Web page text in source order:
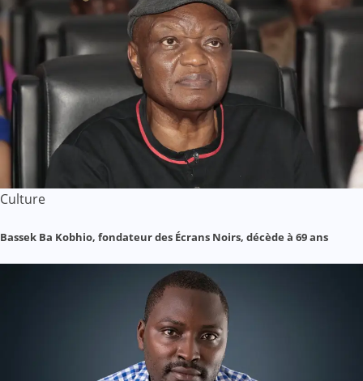
Culture
Bassek Ba Kobhio, fondateur des Écrans Noirs, décède à 69 ans